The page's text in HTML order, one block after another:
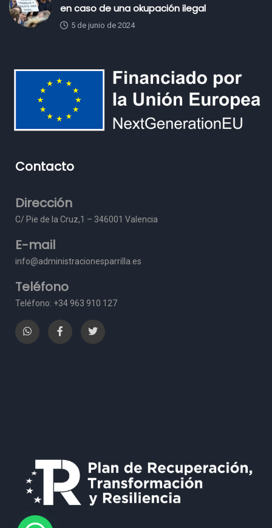
en caso de una okupación ilegal
5 de junio de 2024
Contacto
Dirección
C/ Pie de la Cruz,1 – 346001 Valencia
E-mail
info@administracionesparrilla.es
Teléfono
Teléfono: +34 963 910 127